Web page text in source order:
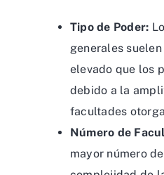
Tipo de Poder:
generales
elevado que los
debido a la
facultades
Número de
mayor número